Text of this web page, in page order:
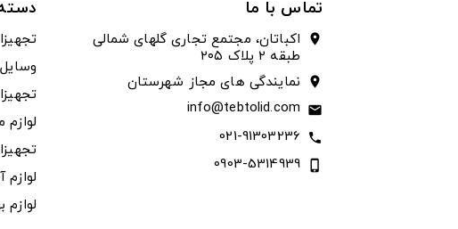
تماس با ما
location_on
اکباتان، مجتمع تجاری گلهای شمالی
طبقه ۲ پلاک ۲۰۵
location_on نمایندگی های مجاز شهرستان
email
info@tebtolid.com
call
021-91303236
phone_iphone
0903-5314939
لوازم